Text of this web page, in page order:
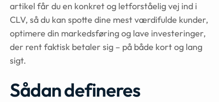
artikel får du en konkret og letforståelig vej ind i
CLV, så du kan spotte dine mest værdifulde kunder,
optimere din markedsføring og lave investeringer,
der rent faktisk betaler sig – på både kort og lang
sigt.
Sådan defineres